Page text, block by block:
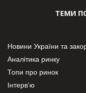
ТЕМИ
Новини України та
Аналітика ринку
Топи про ринок
Інтерв’ю